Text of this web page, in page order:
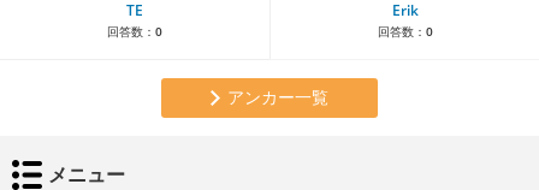
TE
回答数： 0
Erik
回答数： 0
アンカー一覧
メニュー